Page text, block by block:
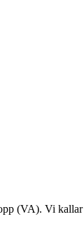
(VA). Vi